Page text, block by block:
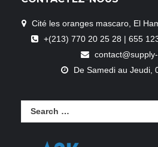
Cité les oranges mascaro, El
+(213) 770 20 25 28 | 655
De Samedi au Jeudi,
Search